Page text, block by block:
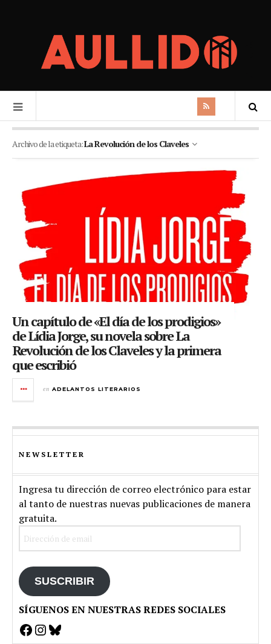
Archivo de la etiqueta:La Revolución de los Claveles
Un capítulo de «El día de los prodigios»
de Lídia Jorge, su novela sobre La
Revolución de los Claveles y la primera
que escribió
en ADELANTOS LITERARIOS
NEWSLETTER
Ingresa tu dirección de correo electrónico para estar
al tanto de nuestras nuevas publicaciones de manera
gratuita.
SUSCRIBIR
SÍGUENOS EN NUESTRAS REDES SOCIALES
Facebook
Instagram
Bluesky